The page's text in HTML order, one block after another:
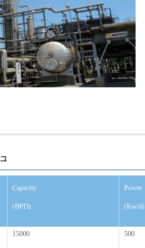
Capacity
(BPD)
Power
(Kw/d)
15000 500